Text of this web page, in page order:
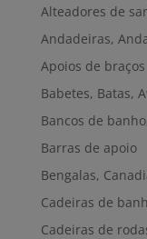
Alteadores de
Andadeiras,
Apoios de braços
Babetes, Batas,
Bancos de
Barras de apoio
Bengalas,
Cadeiras de
Cadeiras de